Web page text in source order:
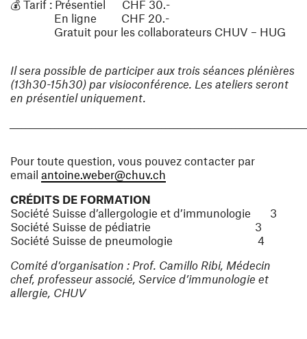
💰 Tarif : Présentiel CHF 30.-
En ligne CHF 20.-
Gratuit pour les collaborateurs CHUV – HUG
Il sera possible de participer aux trois séances plénières
(13h30-15h30) par visioconférence. Les ateliers seront
en présentiel uniquement.
Pour toute question, vous pouvez contacter par
email antoine.weber@chuv.ch
CRÉDITS DE FORMATION
Société Suisse d’allergologie et d’immunologie 3
Société Suisse de pédiatrie 3
Société Suisse de pneumologie 4
Comité d’organisation : Prof. Camillo Ribi, Médecin
chef, professeur associé, Service d’immunologie et
allergie, CHUV